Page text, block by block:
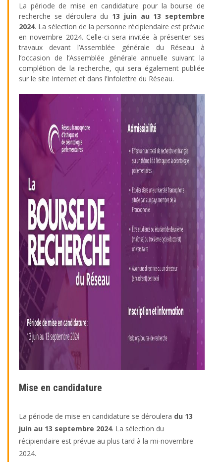
La période de mise en candidature pour la bourse de
recherche se déroulera du 13 juin au 13 septembre
2024. La sélection de la personne récipiendaire est prévue
en novembre 2024. Celle-ci sera invitée à présenter ses
travaux devant l’Assemblée générale du Réseau à
l’occasion de l’Assemblée générale annuelle suivant la
complétion de la recherche, qui sera également publiée
sur le site Internet et dans l’Infolettre du Réseau.
Mise en candidature
La période de mise en candidature se déroulera du 13
juin au 13 septembre 2024. La sélection du
récipiendaire est prévue au plus tard à la mi-novembre
2024.